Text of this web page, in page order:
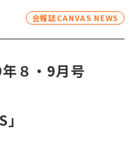
会報誌CANVAS NEWS
年８・9月号